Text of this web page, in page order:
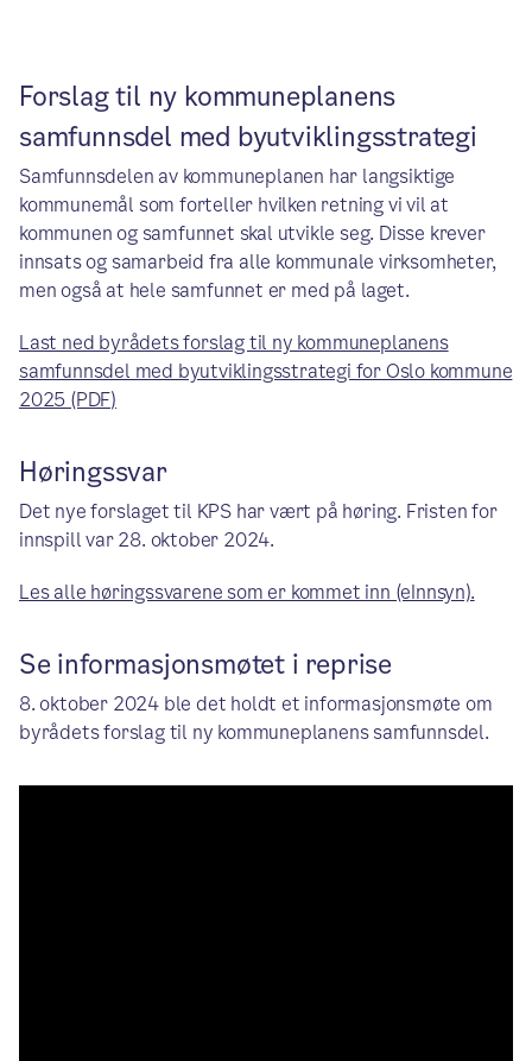
Forslag til ny kommuneplanens
samfunnsdel med byutviklingsstrategi
Samfunnsdelen av kommuneplanen har langsiktige
kommunemål som forteller hvilken retning vi vil at
kommunen og samfunnet skal utvikle seg. Disse krever
innsats og samarbeid fra alle kommunale virksomheter,
men også at hele samfunnet er med på laget.
Last ned byrådets forslag til ny kommuneplanens
samfunnsdel med byutviklingsstrategi for Oslo kommune
2025 (PDF)
Høringssvar
Det nye forslaget til KPS har vært på høring. Fristen for
innspill var 28. oktober 2024.
Les alle høringssvarene som er kommet inn (eInnsyn).
Se informasjonsmøtet i reprise
8. oktober 2024 ble det holdt et informasjonsmøte om
byrådets forslag til ny kommuneplanens samfunnsdel.